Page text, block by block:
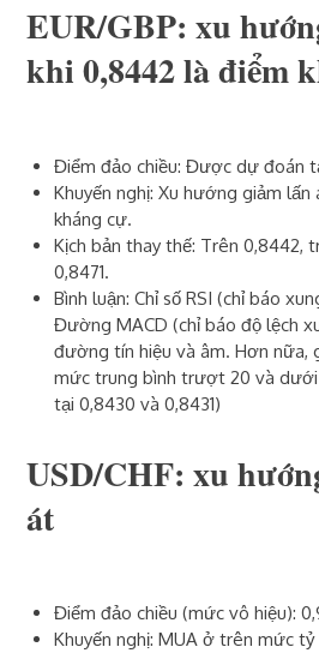
EUR/GBP: xu
khi 0,8442 là điểm
Điểm đảo chiều: Được dự đoán
Khuyến nghị: Xu hướng giảm
kháng cự.
Kịch bản thay thế: Trên 0,8442,
0,8471.
Bình luận: Chỉ số RSI (chỉ báo
Đường MACD (chỉ báo độ lệch
đường tín hiệu và âm. Hơn nữa,
mức trung bình trượt 20 và
tại 0,8430 và 0,8431)
USD/CHF: xu
át
Điểm đảo chiều (mức vô hiệu):
Khuyến nghị: MUA ở trên mức